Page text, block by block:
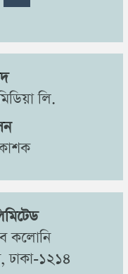
লি.
কলোনি
ঢাকা-১২১৪